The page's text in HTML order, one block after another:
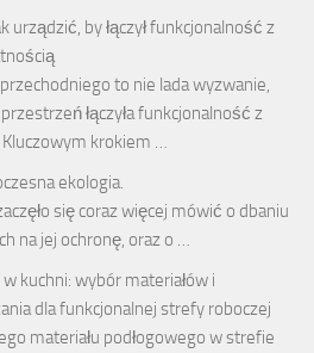
urządzić, by łączył funkcjonalność z
to nie lada wyzwanie,
łączyła funkcjonalność z
krokiem …
ekologia.
się coraz więcej mówić o dbaniu
na jej ochronę, oraz o …
w kuchni: wybór materiałów i
dla funkcjonalnej strefy roboczej
materiału podłogowego w strefie